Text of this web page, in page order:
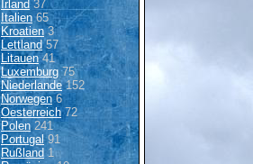
Irland 37
Italien65
Kroatien3
Lettland57
Litauen41
Luxemburg 75
Niederlande152
Norwegen6
Oesterreich72
Polen 241
Portugal91
Rußland 1